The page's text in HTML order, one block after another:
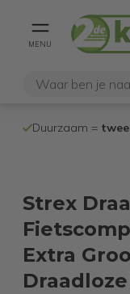
MENU
Duurzaam =
Strex
Extra